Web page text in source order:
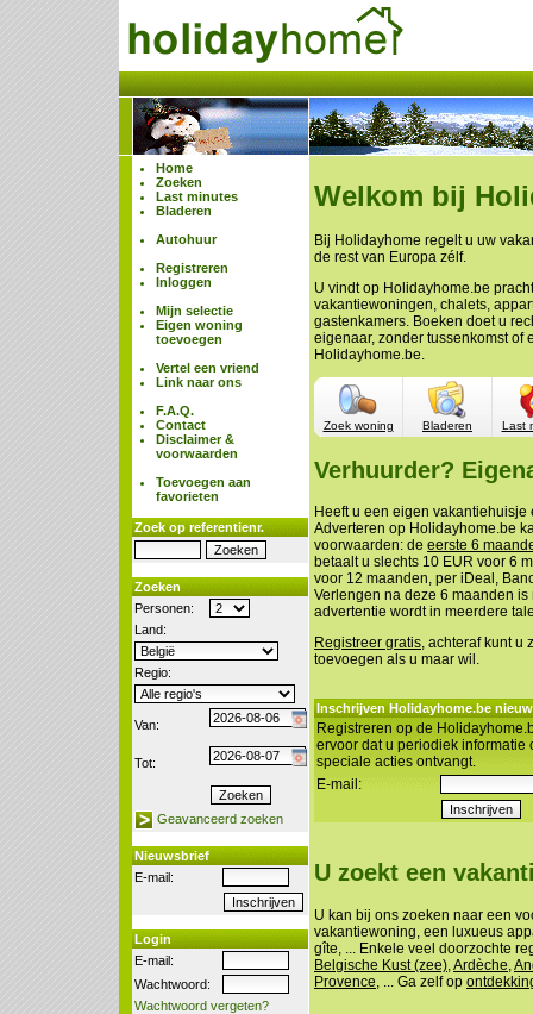
Home
Zoeken
Last minutes
Bladeren
Autohuur
Registreren
Inloggen
Mijn selectie
Eigen woning
toevoegen
Vertel een vriend
Link naar ons
F.A.Q.
Contact
Disclaimer &
voorwaarden
Toevoegen aan
favorieten
Zoek op referentienr.
Zoeken
Personen:
Land:
Regio:
Van:
Tot:
Geavanceerd zoeken
Nieuwsbrief
E-mail:
Login
E-mail:
Wachtwoord:
Wachtwoord vergeten?
Welkom bij
Bij Holidayhome regelt u uw
de rest van Europa zélf.
U vindt op Holidayhome.be
vakantiewoningen, chalets,
gastenkamers. Boeken doet u
eigenaar, zonder tussenkomst of
Holidayhome.be.
Zoek woning Bladeren Last
Verhuurder?
Heeft u een eigen
Adverteren op Holidayhome.be
voorwaarden: de eerste 6
betaalt u slechts 10 EUR voor 6
voor 12 maanden, per iDeal,
Verlengen na deze 6 maanden is
advertentie wordt in meerdere
Registreer gratis, achteraf kunt u
toevoegen als u maar wil.
Inschrijven Holidayhome.be
Registreren op de
ervoor dat u periodiek informatie
speciale acties ontvangt.
E-mail:
U zoekt een
U kan bij ons zoeken naar een
vakantiewoning, een luxueus
gîte, ... Enkele veel doorzochte
Belgische Kust (zee) Ardèche
Provence , ... Ga zelf op